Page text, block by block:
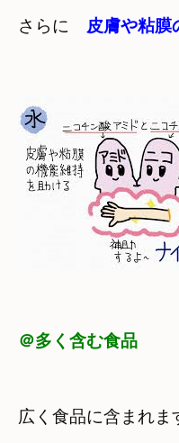
さらに 皮膚や粘膜
＠多く含む食品
広く食品に含まれ